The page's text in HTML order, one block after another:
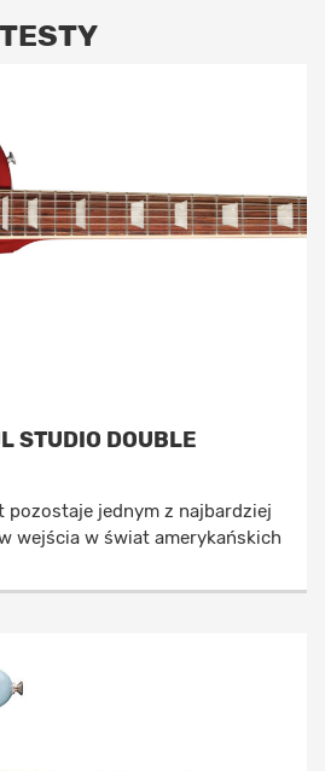
STUDIO DOUBLE
pozostaje jednym z najbardziej
wejścia w świat amerykańskich